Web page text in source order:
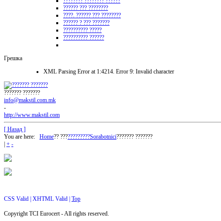
?????? ??? ????????
????. ?????? ??? ????????
?????? ? ??? ???????
?????????? ?????
?????????? ??????
Грешка
XML Parsing Error at 1:4214. Error 9: Invalid character
??????? ???????
info@makstil.com.mk
-
http://www.makstil.com
[ Назад ]
You are here: Home?? ????????????Sorabotnici??????? ???????
+ -
CSS Valid | XHTML Valid | Top
Copyright TCI Eurocert - All rights reserved.